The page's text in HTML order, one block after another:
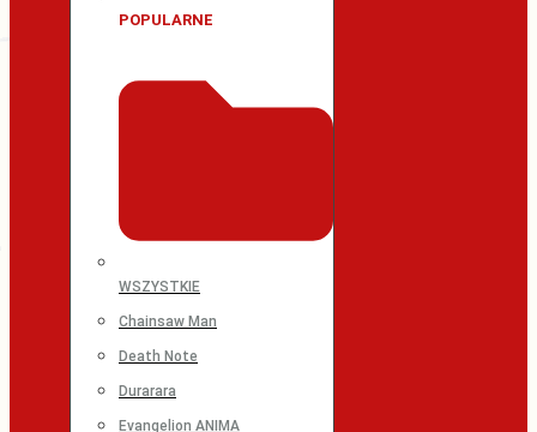
POPULARNE
WSZYSTKIE
Chainsaw Man
Death Note
Durarara
Evangelion ANIMA